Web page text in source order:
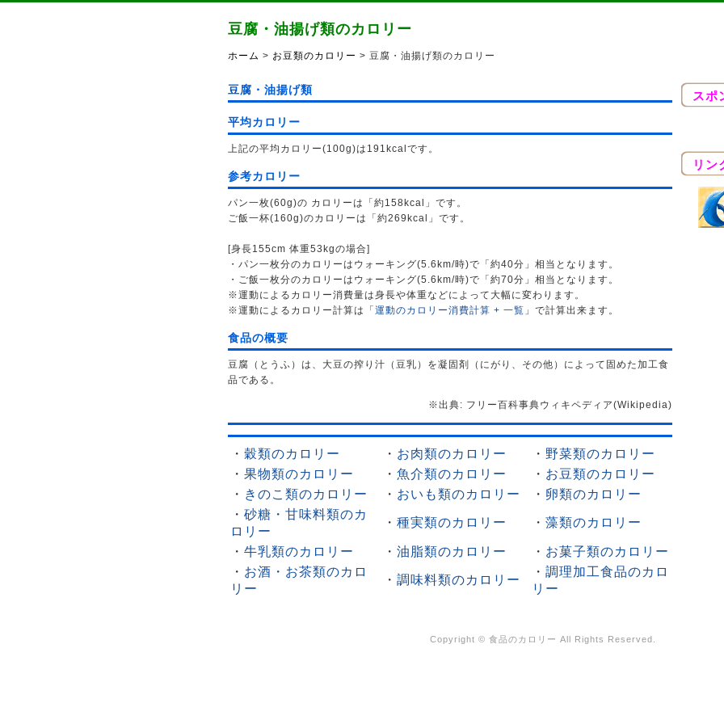
豆腐・油揚げ類のカロリー
ホーム > お豆類のカロリー > 豆腐・油揚げ類のカロリー
豆腐・油揚げ類
平均カロリー
上記の平均カロリー(100g)は191kcalです。
参考カロリー
パン一枚(60g)の カロリーは「約158kcal」です。
ご飯一杯(160g)のカロリーは「約269kcal」です。
[身長155cm 体重53kgの場合]
・パン一枚分のカロリーはウォーキング(5.6km/時)で「約40分」相当となります。
・ご飯一枚分のカロリーはウォーキング(5.6km/時)で「約70分」相当となります。
※運動によるカロリー消費量は身長や体重などによって大幅に変わります。
※運動によるカロリー計算は「 運動のカロリー消費計算 + 一覧 」で計算出来ます。
食品の概要
豆腐（とうふ）は、大豆の搾り汁（豆乳）を凝固剤（にがり、その他）によって固めた加工食
品である。
※出典: フリー百科事典ウィキペディア(Wikipedia)
・ 穀類のカロリー ・ お肉類のカロリー ・ 野菜類のカロリー
・ 果物類のカロリー ・ 魚介類のカロリー ・ お豆類のカロリー
・ きのこ類のカロリー ・ おいも類のカロリー ・ 卵類のカロリー
・ 砂糖・甘味料類のカ
ロリー
・ 種実類のカロリー ・ 藻類のカロリー
・ 牛乳類のカロリー ・ 油脂類のカロリー ・ お菓子類のカロリー
・ お酒・お茶類のカロ
リー
・ 調味料類のカロリー
・ 調理加工食品のカロ
リー
スポ
リン
Copyright © 食品のカロリー All Rights Reserved.